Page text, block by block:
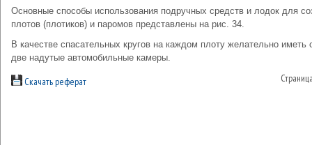
Основные способы использования подручных средств и лодок для
плотов (плотиков) и паромов представлены на рис. 34.
В качестве спасательных кругов на каждом плоту желательно иметь
две надутые автомобильные камеры.
Скачать реферат